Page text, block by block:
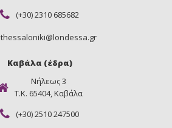
(+30) 2310 685682
thessaloniki@londessa.gr
Καβάλα (έδρα)
Νήλεως 3
Τ.Κ. 65404, Καβάλα
(+30) 2510 247500